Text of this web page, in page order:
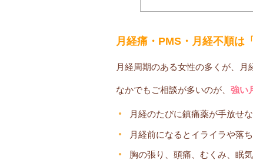
月経痛・PMS・月経不順は
月経周期のある女性の多くが、月
なかでもご相談が多いのが、 強い
月経のたびに鎮痛薬が手放せ
月経前になるとイライラや落
胸の張り、頭痛、むくみ、眠